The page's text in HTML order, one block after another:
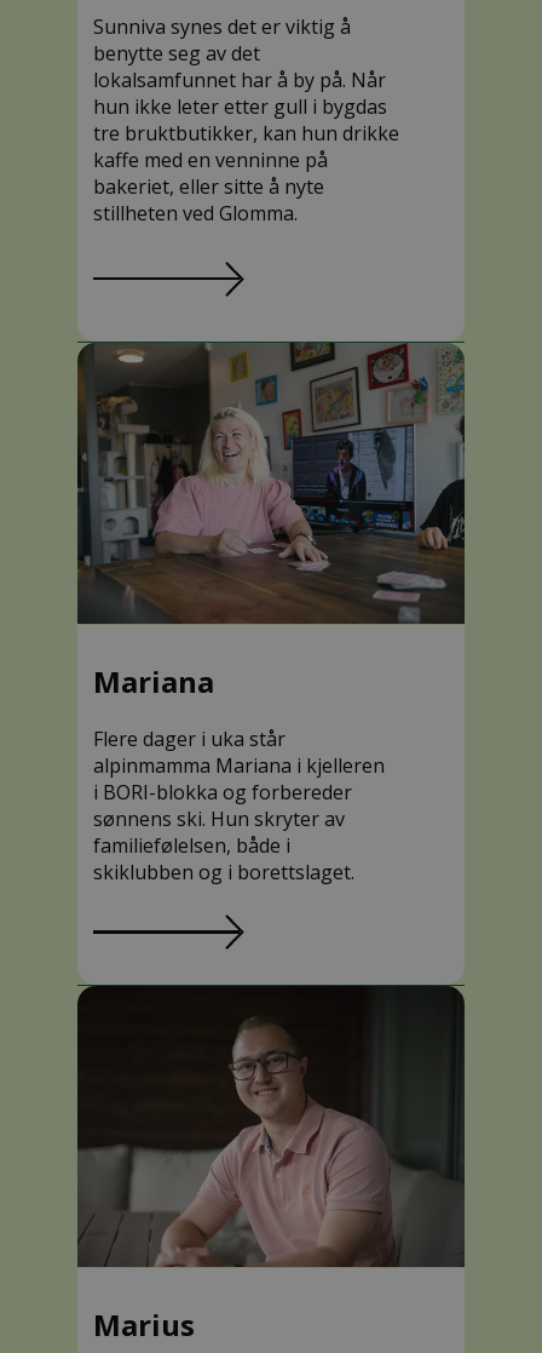
Sunniva synes det er viktig å
benytte seg av det
lokalsamfunnet har å by på. Når
hun ikke leter etter gull i bygdas
tre bruktbutikker, kan hun drikke
kaffe med en venninne på
bakeriet, eller sitte å nyte
stillheten ved Glomma.
Flere dager i uka står
alpinmamma Mariana i kjelleren
i BORI-blokka og forbereder
sønnens ski. Hun skryter av
familiefølelsen, både i
skiklubben og i borettslaget.
Mariana
Marius